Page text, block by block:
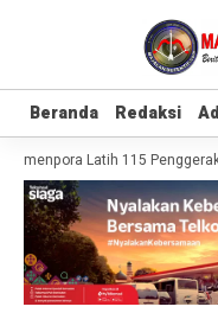
Beranda Redaksi
Beranda Redaksi
Latih 115 Penggerak